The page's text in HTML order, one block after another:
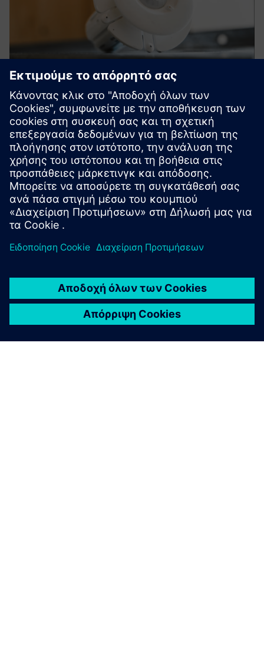
smartengine wtec: Building Data
Backbone & Lighting Control
smartengine by wtec is an IP-based low-voltage lighting &
multisensor system that creates a real-time digital
backbone for buildings. It enables occupancy-driven energy
optimization, best-in-class lighting control, RTLS, plus
seam...
Μάθετε περισσότερα